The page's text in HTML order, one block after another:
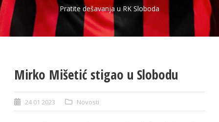
Pratite dešavanja u RK Sloboda
Mirko Mišetić stigao u Slobodu
24 01 2023 Novosti